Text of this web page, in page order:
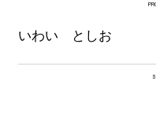
いわい としお